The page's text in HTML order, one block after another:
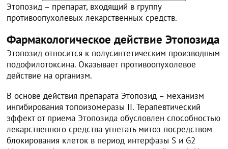
Этопозид – препарат, входящий в группу
противоопухолевых лекарственных средств.
Фармакологическое действие Этопозида
Этопозид относится к полусинтетическим производным
подофилотоксина. Оказывает противоопухолевое
действие на организм.
В основе действия препарата Этопозид – механизм
ингибирования топоизомеразы II. Терапевтический
эффект от приема Этопозида обусловлен способностью
лекарственного средства угнетать митоз посредством
блокирования клеток в период интерфазы S и G2